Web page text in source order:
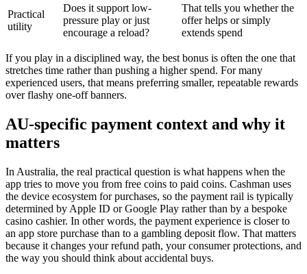
Practical
utility
Does it support low-
pressure play or just
encourage a reload?
That tells you whether the
offer helps or simply
extends spend
If you play in a disciplined way, the best bonus is often the one that
stretches time rather than pushing a higher spend. For many
experienced users, that means preferring smaller, repeatable rewards
over flashy one-off banners.
AU-specific payment context and why it
matters
In Australia, the real practical question is what happens when the
app tries to move you from free coins to paid coins. Cashman uses
the device ecosystem for purchases, so the payment rail is typically
determined by Apple ID or Google Play rather than by a bespoke
casino cashier. In other words, the payment experience is closer to
an app store purchase than to a gambling deposit flow. That matters
because it changes your refund path, your consumer protections, and
the way you should think about accidental buys.